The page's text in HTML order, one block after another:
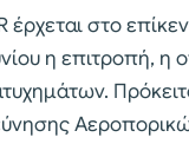
έρχεται στο
η επιτροπή, η